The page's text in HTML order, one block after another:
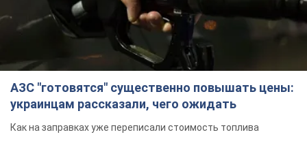
АЗС "готовятся" существенно повышать цены:
украинцам рассказали, чего ожидать
Как на заправках уже переписали стоимость топлива